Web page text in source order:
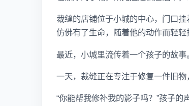
裁缝的店铺位于小城的中心，门口
仿佛有了生命，随着他的动作而轻轻
最近，小城里流传着一个孩子的故
一天，裁缝正在专注于修复一件旧
“你能帮我修补我的影子吗？”孩子的